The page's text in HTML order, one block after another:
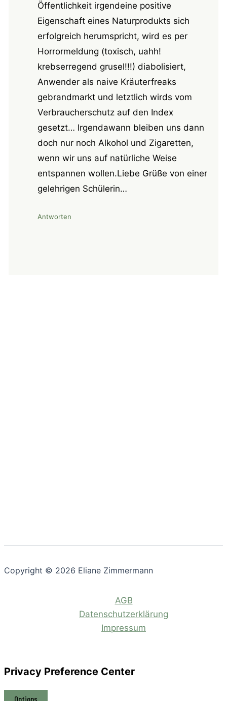
Öffentlichkeit irgendeine positive
Eigenschaft eines Naturprodukts sich
erfolgreich herumspricht, wird es per
Horrormeldung (toxisch, uahh!
krebserregend grusel!!!) diabolisiert,
Anwender als naive Kräuterfreaks
gebrandmarkt und letztlich wirds vom
Verbraucherschutz auf den Index
gesetzt… Irgendawann bleiben uns dann
doch nur noch Alkohol und Zigaretten,
wenn wir uns auf natürliche Weise
entspannen wollen.Liebe Grüße von einer
gelehrigen Schülerin…
Antworten
Copyright © 2026 Eliane Zimmermann
AGB
Datenschutzerklärung
Impressum
Privacy Preference Center
Options